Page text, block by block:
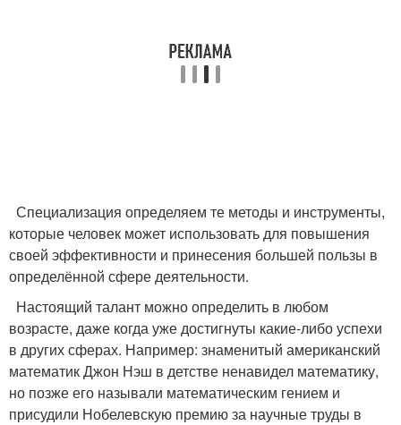
Специализация определяем те методы и инструменты,
которые человек может использовать для повышения
своей эффективности и принесения большей пользы в
определённой сфере деятельности.
Настоящий талант можно определить в любом
возрасте, даже когда уже достигнуты какие-либо успехи
в других сферах. Например: знаменитый американский
математик Джон Нэш в детстве ненавидел математику,
но позже его называли математическим гением и
присудили Нобелевскую премию за научные труды в